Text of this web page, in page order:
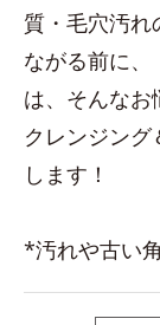
質・毛穴汚
ながる前に、
は、そんな
クレンジン
します！
*汚れや古い